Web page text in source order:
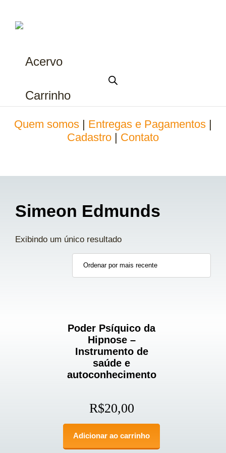
Acervo
Carrinho
Quem somos Entregas e Pagamentos
Cadastro
Contato
Simeon Edmunds
Exibindo um único resultado
Poder Psíquico da
Hipnose –
Instrumento de
saúde e
autoconhecimento
R$20,00
Adicionar ao carrinho